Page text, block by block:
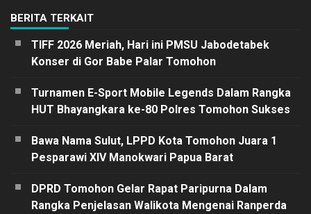
BERITA TERKAIT
TIFF 2026 Meriah, Hari ini PMSU Jabodetabek
Konser di Gor Babe Palar Tomohon
Turnamen E-Sport Mobile Legends Dalam Rangka
HUT Bhayangkara ke-80 Polres Tomohon Sukses
Bawa Nama Sulut, LPPD Kota Tomohon Juara 1
Pesparawi XIV Manokwari Papua Barat
DPRD Tomohon Gelar Rapat Paripurna Dalam
Rangka Penjelasan Walikota Mengenai Ranperda